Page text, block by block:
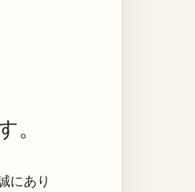
にあり